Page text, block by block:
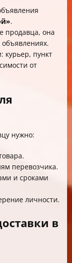
.
продавца, она
объявлениях.
курьер, пункт
от
нужно:
перевозчика.
и сроками
личности.
в